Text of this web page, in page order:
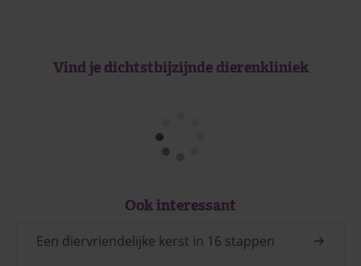
Vind je dichtstbijzijnde dierenkliniek
Ook interessant
Een diervriendelijke kerst in 16 stappen